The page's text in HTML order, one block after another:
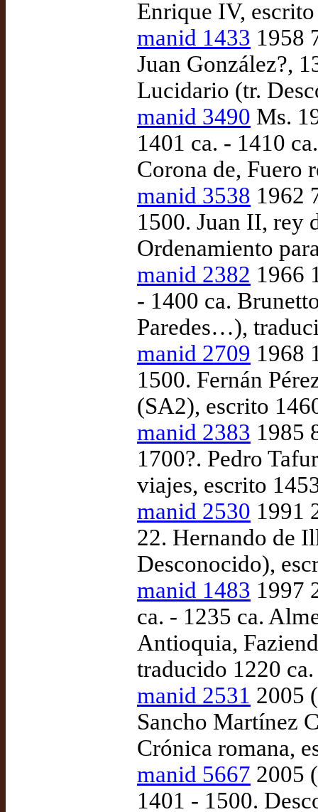
Enrique IV,
manid 1433 1958
Juan González?,
Lucidario (tr.
manid 3490 Ms.
1401 ca. - 1410
Corona de, Fuero
manid 3538 1962
1500. Juan II, rey
Ordenamiento
manid 2382 1966
- 1400 ca.
Paredes…),
manid 2709 1968
1500. Fernán
(SA2), escrito
manid 2383 1985
1700?. Pedro
viajes, escrito
manid 2530 1991
22. Hernando de
Desconocido),
manid 1483 1997
ca. - 1235 ca.
Antioquia,
traducido 1220
manid 2531 2005
Sancho Martínez
Crónica romana,
manid 5667 2005
1401 - 1500.